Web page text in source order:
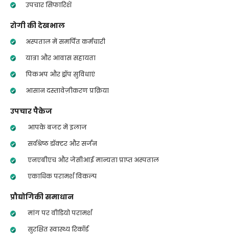
उपचार सिफारिशें
रोगी की देखभाल
अस्पताल में समर्पित कर्मचारी
यात्रा और आवास सहायता
पिकअप और ड्रॉप सुविधाएं
आसान दस्तावेज़ीकरण प्रक्रिया
उपचार पैकेज
आपके बजट में इलाज
सर्वश्रेष्ठ डॉक्टर और सर्जन
एनएबीएच और जेसीआई मान्यता प्राप्त अस्पताल
एकाधिक परामर्श विकल्प
प्रौद्योगिकी समाधान
मांग पर वीडियो परामर्श
सुरक्षित स्वास्थ्य रिकॉर्ड